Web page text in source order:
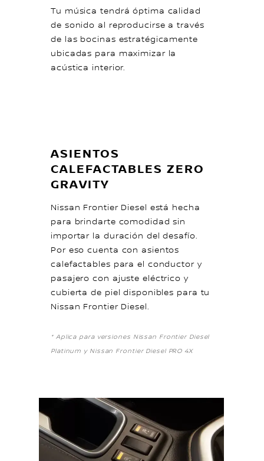
Tu música tendrá óptima calidad
de sonido al reproducirse a través
de las bocinas estratégicamente
ubicadas para maximizar la
acústica interior.
ASIENTOS
CALEFACTABLES ZERO
GRAVITY
Nissan Frontier Diesel está hecha
para brindarte comodidad sin
importar la duración del desafío.
Por eso cuenta con asientos
calefactables para el conductor y
pasajero con ajuste eléctrico y
cubierta de piel disponibles para tu
Nissan Frontier Diesel.
* Aplica para versiones Nissan Frontier Diesel
Platinum y Nissan Frontier Diesel PRO 4X